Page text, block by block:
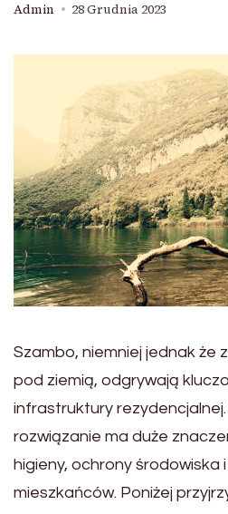
Admin 28 Grudnia 2023
Szambo, niemniej jednak że
pod ziemią, odgrywają
infrastruktury
rozwiązanie ma duże
higieny, ochrony środowiska
mieszkańców. Poniżej